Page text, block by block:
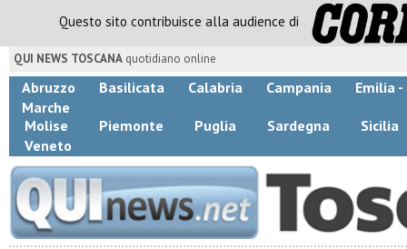
Questo sito contribuisce alla audience di
QUI NEWS TOSCANA quotidiano online
Abruzzo Basilicata Calabria Campania
Emilia -
Marche
Molise
Piemonte Puglia Sardegna
Sicilia
Veneto